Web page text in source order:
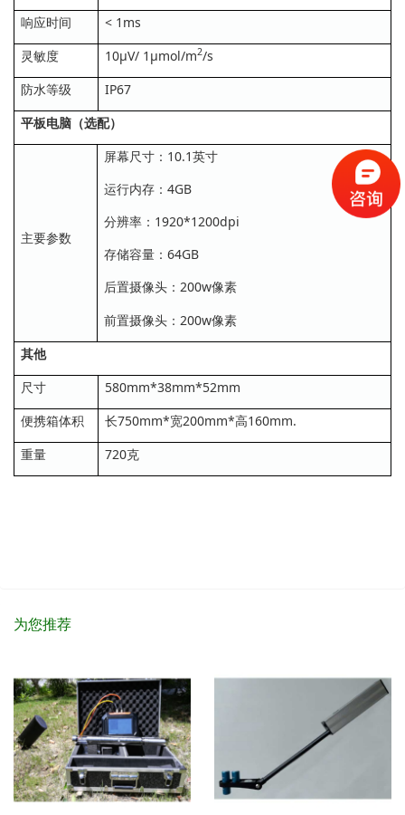
响应时间
< 1ms
灵敏度
10µV/ 1µmol/m2/s
防水等级
IP67
平板电脑（选配）
主要参数
屏幕尺寸：10.1英寸
运行内存：4GB
分辨率：1920*1200dpi
存储容量：64GB
后置摄像头：200w像素
前置摄像头：200w像素
其他
尺寸
580mm*38mm*52mm
便携箱体积
长750mm*宽200mm*高160mm.
重量
720克
为您推荐